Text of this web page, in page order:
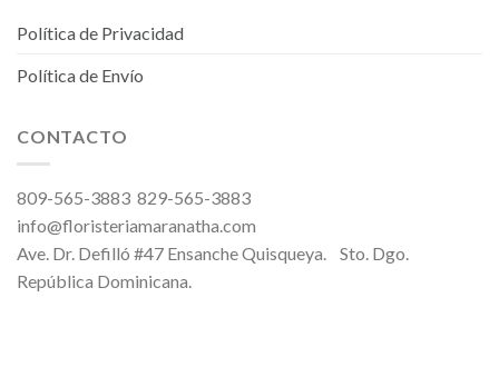
Política de Privacidad
Política de Envío
CONTACTO
809-565-3883 829-565-3883
info@floristeriamaranatha.com
Ave. Dr. Defilló #47 Ensanche Quisqueya. Sto. Dgo.
República Dominicana.